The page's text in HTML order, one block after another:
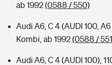
ab 1992(0588 / 550)
Audi A6, C 4 (AUDI 100,
Kombi, ab 1992(0588 /
Audi A6, C 4 (AUDI 100),